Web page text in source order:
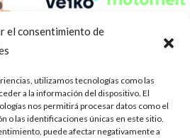
el consentimiento de
utilizamos tecnologías como las
a la información del dispositivo. El
nos permitirá procesar datos como el
o las identificaciones únicas en este sitio.
puede afectar negativamente a